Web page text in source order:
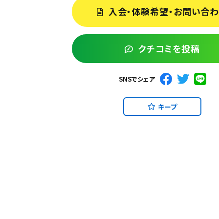
入会・体験希望・お問い合
クチコミを投稿
SNSでシェア
キープ